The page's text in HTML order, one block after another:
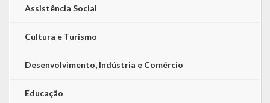
Assistência Social
Cultura e Turismo
Desenvolvimento, Indústria e Comércio
Educação